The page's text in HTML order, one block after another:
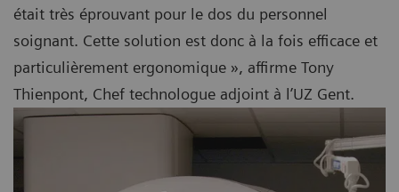
était très éprouvant pour le dos du personnel
soignant. Cette solution est donc à la fois efficace et
particulièrement ergonomique », affirme Tony
Thienpont, Chef technologue adjoint à l’UZ Gent.